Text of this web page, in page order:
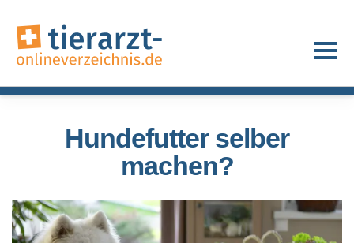
Hundefutter selber
machen?